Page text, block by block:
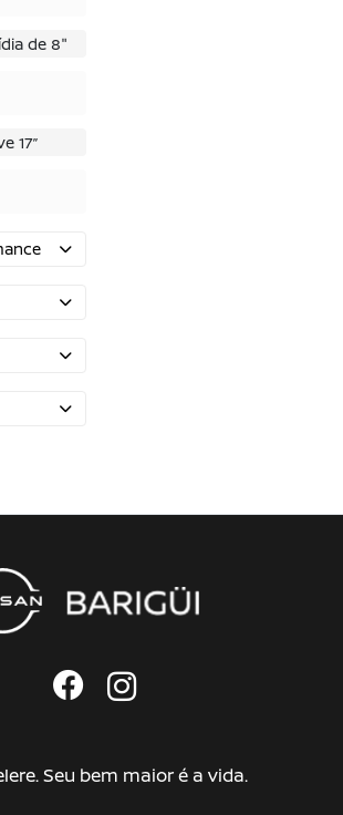
de 8"
17’’
Seu bem maior é a vida.